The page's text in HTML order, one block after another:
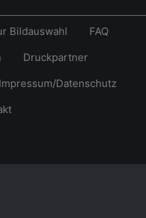
Bildauswahl
FAQ
Druckpartner
Impressum/Datenschutz